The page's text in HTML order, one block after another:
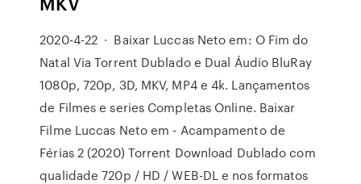
2020-4-22 · Baixar Luccas Neto em: O Fim do
Natal Via Torrent Dublado e Dual Áudio BluRay
1080p, 720p, 3D, MKV, MP4 e 4k. Lançamentos
de Filmes e series Completas Online. Baixar
Filme Luccas Neto em - Acampamento de
Férias 2 (2020) Torrent Download Dublado com
qualidade 720p / HD / WEB-DL e nos formatos